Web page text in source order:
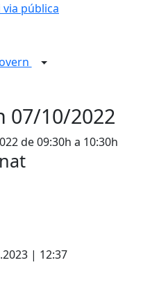
pública
07/10/2022
de 09:30h a 10:30h
| 12:37